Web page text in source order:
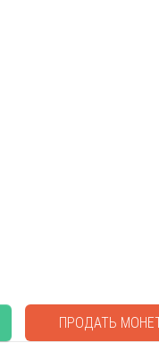
ПРОДАТЬ